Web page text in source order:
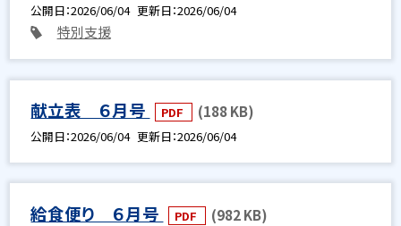
公開日 2026/06/04 更新日 2026/06/04
特別支援
献立表 ６月号 PDF (188 KB)
公開日 2026/06/04 更新日 2026/06/04
給食便り ６月号 PDF (982 KB)